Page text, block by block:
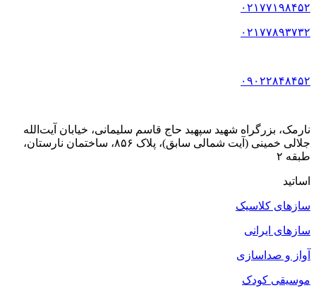
۰۲۱۷۷۱۹۸۴۵۲
۰۲۱۷۷۸۹۳۷۳۲
۰۹۰۲۲۸۴۸۴۵۲
نارمک، بزرگراه شهید سپهبد حاج قاسم سلیمانی، خیابان آیت‌الله
جلالی خمینی (آیت شمالی سابق)، پلاک ۸۵۶، ساختمان نارستان،
طبقه ۲
اساتید
سازهای کلاسیک
سازهای ایرانی
آواز و صداسازی
موسیقی کودک